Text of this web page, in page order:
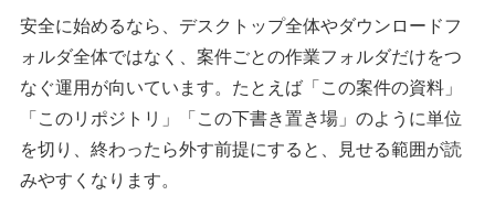
安全に始めるなら、デスクトップ全体やダウンロードフ
ォルダ全体ではなく、案件ごとの作業フォルダだけをつ
なぐ運用が向いています。たとえば「この案件の資料」
「このリポジトリ」「この下書き置き場」のように単位
を切り、終わったら外す前提にすると、見せる範囲が読
みやすくなります。